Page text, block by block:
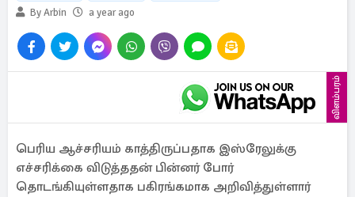
By Arbin
a year ago
விளம்பரம்
பெரிய ஆச்சரியம் காத்திருப்பதாக இஸ்ரேலுக்கு
எச்சரிக்கை விடுத்ததன் பின்னர் போர்
தொடங்கியுள்ளதாக பகிரங்கமாக அறிவித்துள்ளார்